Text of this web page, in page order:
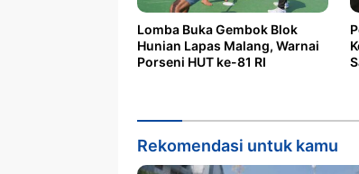
Lomba Buka Gembok Blok
Hunian Lapas Malang, Warnai
Porseni HUT ke-81 RI
Rekomendasi untuk kamu